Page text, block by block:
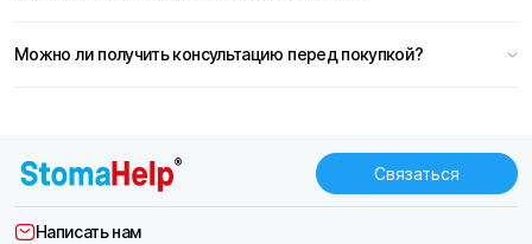
Можно ли получить консультацию перед покупкой?
Связаться
Написать нам